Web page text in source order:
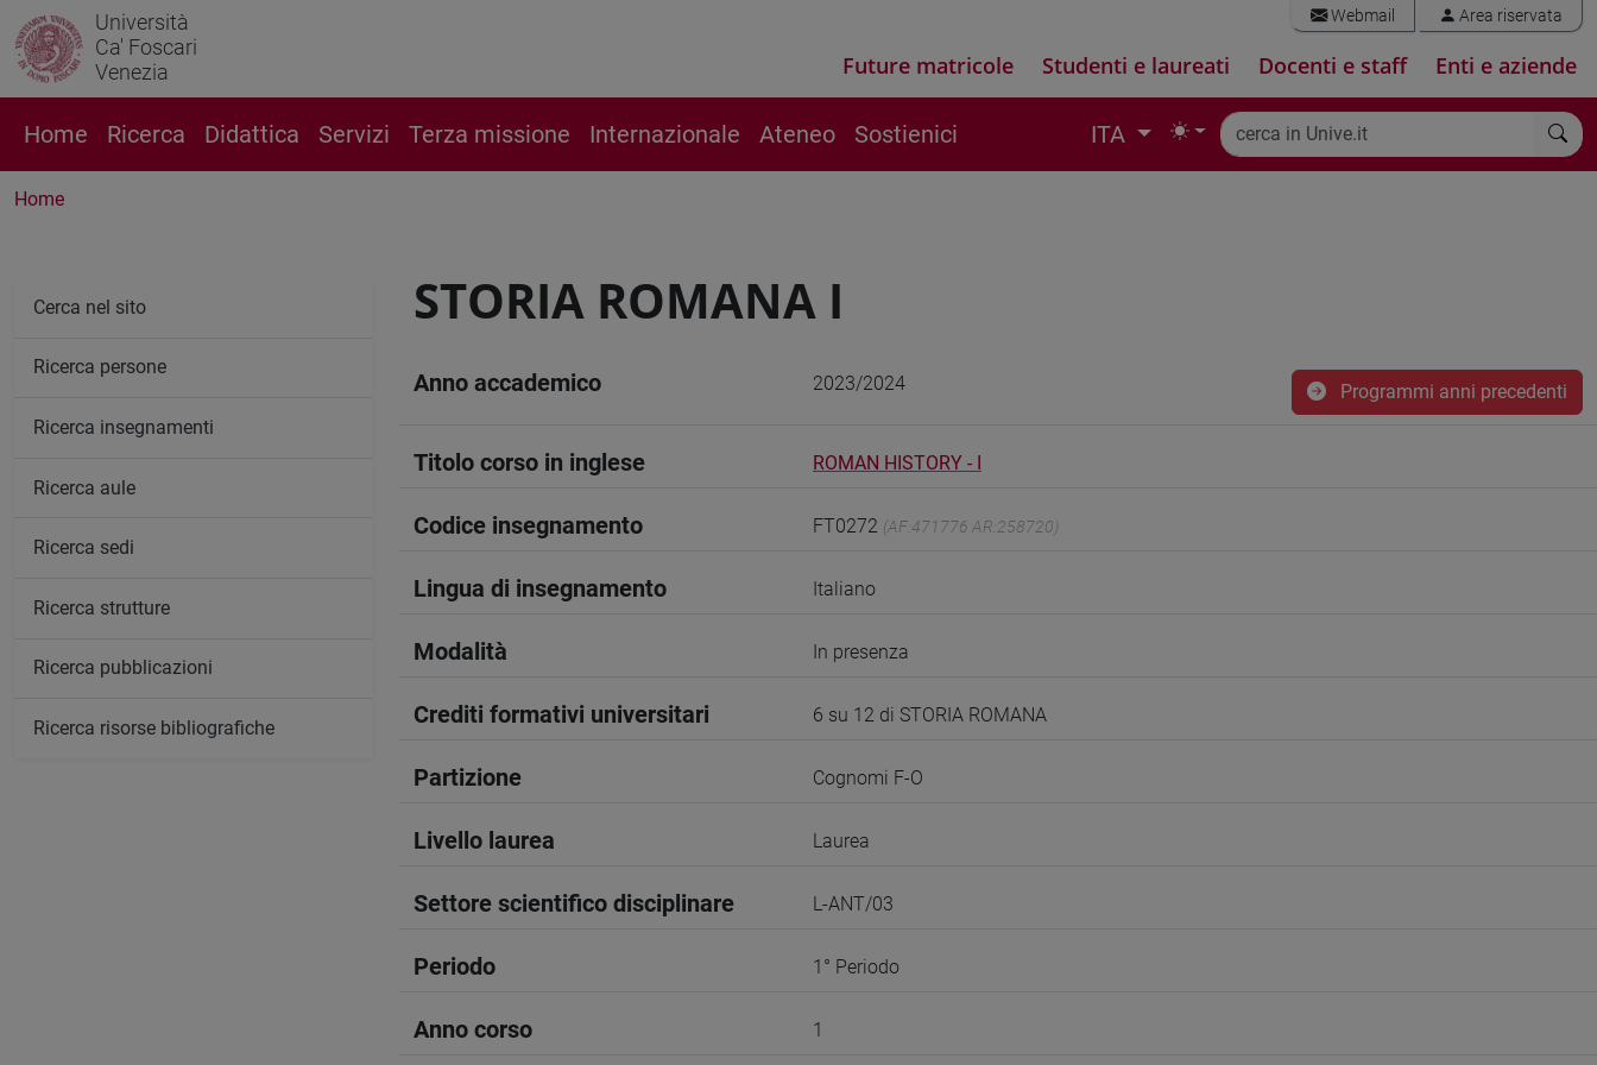
Università
Ca' Foscari
Venezia
Webmail Area riservata
Future matricole Studenti e laureati Docenti e staff Enti e aziende
Home Ricerca Didattica Servizi Terza missione Internazionale Ateneo Sostienici ITA
Home
STORIA ROMANA I
Anno accademico 2023/2024 Programmi anni precedenti
Titolo corso in inglese ROMAN HISTORY - I
Codice insegnamento FT0272 (AF:471776 AR:258720)
Lingua di insegnamento Italiano
Modalità In presenza
Crediti formativi universitari 6 su 12 di STORIA ROMANA
Partizione Cognomi F-O
Livello laurea Laurea
Settore scientifico disciplinare L-ANT/03
Periodo 1° Periodo
Anno corso 1
Cerca nel sito
Ricerca persone
Ricerca insegnamenti
Ricerca aule
Ricerca sedi
Ricerca strutture
Ricerca pubblicazioni
Ricerca risorse bibliografiche